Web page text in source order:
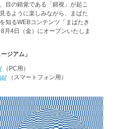
目の錯覚である「錯視」が起こ
るように楽しみながら、まばた
知るWEBコンテンツ「まばたき
月4日（金）にオープンいたしま
ジアム」
（PC用）
（スマートフォン用）